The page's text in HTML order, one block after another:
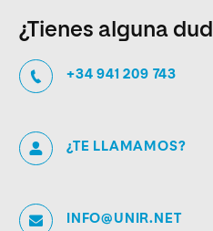
¿Tienes alguna
+34 941 209 743
¿TE LLAMAMOS?
INFO@UNIR.NET